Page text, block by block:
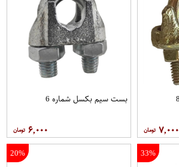
۷,۰۰۰
بست سیم بکسل شماره 6
۶,۰۰۰
33%
20%